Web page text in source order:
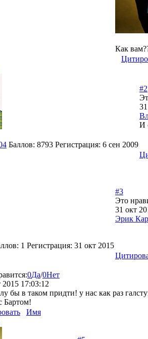
Как
Баллов: 8793 Регистрация: 6 сен 2009
#2
И
1 Регистрация: 31 окт 2015
#3
Это
31 окт
Эрик
0Да/0Нет
2015 17:03:12
бы в таком придти! у нас как раз
Бартом!
Имя